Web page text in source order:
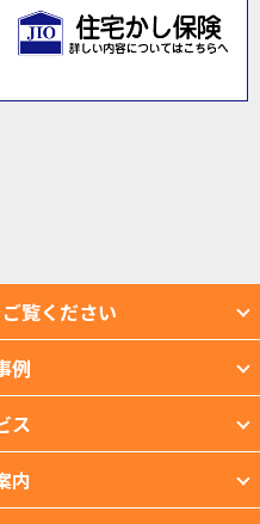
覧ください
例
ス
内